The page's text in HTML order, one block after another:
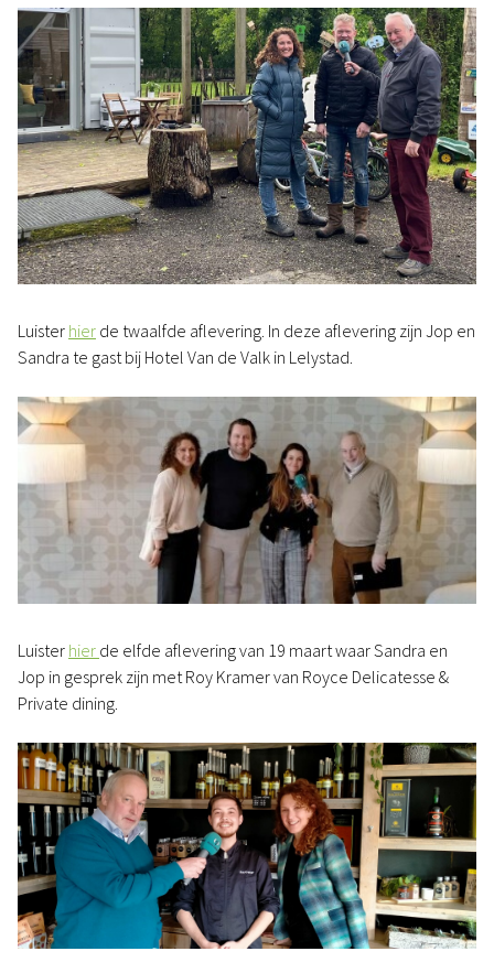
Luister hier de twaalfde aflevering. In deze aflevering zijn Jop en
Sandra te gast bij Hotel Van de Valk in Lelystad.
Luister hier de elfde aflevering van 19 maart waar Sandra en
Jop in gesprek zijn met Roy Kramer van Royce Delicatesse &
Private dining.